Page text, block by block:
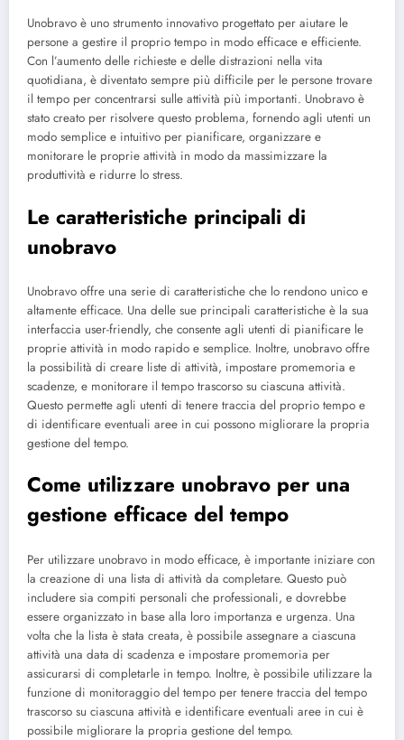
Unobravo è uno strumento innovativo progettato per aiutare le
persone a gestire il proprio tempo in modo efficace e efficiente.
Con l’aumento delle richieste e delle distrazioni nella vita
quotidiana, è diventato sempre più difficile per le persone trovare
il tempo per concentrarsi sulle attività più importanti. Unobravo è
stato creato per risolvere questo problema, fornendo agli utenti un
modo semplice e intuitivo per pianificare, organizzare e
monitorare le proprie attività in modo da massimizzare la
produttività e ridurre lo stress.
Le caratteristiche principali di
unobravo
Unobravo offre una serie di caratteristiche che lo rendono unico e
altamente efficace. Una delle sue principali caratteristiche è la sua
interfaccia user-friendly, che consente agli utenti di pianificare le
proprie attività in modo rapido e semplice. Inoltre, unobravo offre
la possibilità di creare liste di attività, impostare promemoria e
scadenze, e monitorare il tempo trascorso su ciascuna attività.
Questo permette agli utenti di tenere traccia del proprio tempo e
di identificare eventuali aree in cui possono migliorare la propria
gestione del tempo.
Come utilizzare unobravo per una
gestione efficace del tempo
Per utilizzare unobravo in modo efficace, è importante iniziare con
la creazione di una lista di attività da completare. Questo può
includere sia compiti personali che professionali, e dovrebbe
essere organizzato in base alla loro importanza e urgenza. Una
volta che la lista è stata creata, è possibile assegnare a ciascuna
attività una data di scadenza e impostare promemoria per
assicurarsi di completarle in tempo. Inoltre, è possibile utilizzare la
funzione di monitoraggio del tempo per tenere traccia del tempo
trascorso su ciascuna attività e identificare eventuali aree in cui è
possibile migliorare la propria gestione del tempo.